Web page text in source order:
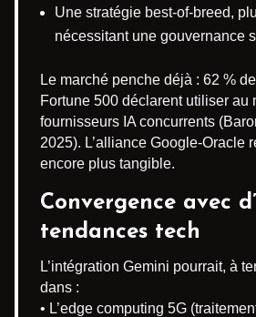
Une stratégie best-of-breed,
nécessitant une gouvernance
Le marché penche déjà : 62 %
Fortune 500 déclarent utiliser au
fournisseurs IA concurrents
2025). L’alliance Google-Oracle
encore plus tangible.
Convergence avec
tendances tech
L’intégration Gemini pourrait, à
dans :
• L’edge computing 5G